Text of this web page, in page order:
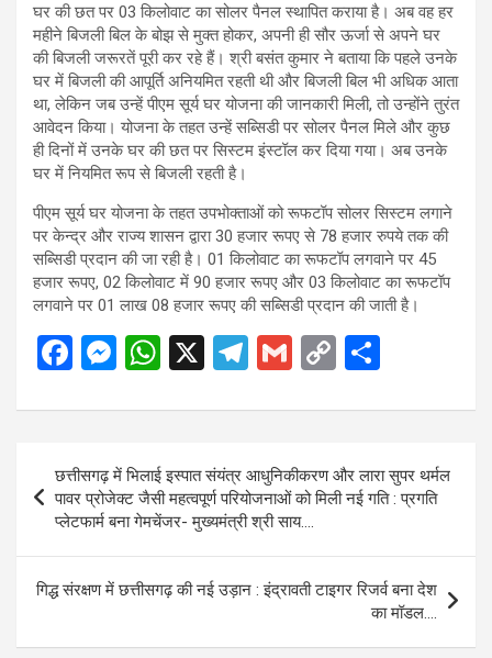
घर की छत पर 03 किलोवाट का सोलर पैनल स्थापित कराया है। अब वह हर
महीने बिजली बिल के बोझ से मुक्त होकर, अपनी ही सौर ऊर्जा से अपने घर
की बिजली जरूरतें पूरी कर रहे हैं। श्री बसंत कुमार ने बताया कि पहले उनके
घर में बिजली की आपूर्ति अनियमित रहती थी और बिजली बिल भी अधिक आता
था, लेकिन जब उन्हें पीएम सूर्य घर योजना की जानकारी मिली, तो उन्होंने तुरंत
आवेदन किया। योजना के तहत उन्हें सब्सिडी पर सोलर पैनल मिले और कुछ
ही दिनों में उनके घर की छत पर सिस्टम इंस्टॉल कर दिया गया। अब उनके
घर में नियमित रूप से बिजली रहती है।
पीएम सूर्य घर योजना के तहत उपभोक्ताओं को रूफटॉप सोलर सिस्टम लगाने
पर केन्द्र और राज्य शासन द्वारा 30 हजार रूपए से 78 हजार रुपये तक की
सब्सिडी प्रदान की जा रही है। 01 किलोवाट का रूफटॉप लगवाने पर 45
हजार रूपए, 02 किलोवाट में 90 हजार रूपए और 03 किलोवाट का रूफटॉप
लगवाने पर 01 लाख 08 हजार रूपए की सब्सिडी प्रदान की जाती है।
F
ce
b
o
o
k
M
se
n
g
er
W
at
s
A
p
p
X
T
e
gr
a
m
G
ail
C
py
Li
n
ar
navigation
छत्तीसगढ़ में भिलाई इस्पात संयंत्र आधुनिकीकरण और लारा सुपर थर्मल
पावर प्रोजेक्ट जैसी महत्वपूर्ण परियोजनाओं को मिली नई गति : प्रगति
प्लेटफार्म बना गेमचेंजर- मुख्यमंत्री श्री साय….
गिद्ध संरक्षण में छत्तीसगढ़ की नई उड़ान : इंद्रावती टाइगर रिजर्व बना देश
का मॉडल….